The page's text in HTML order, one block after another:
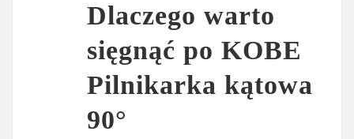
Dlaczego warto
sięgnąć po KOBE
Pilnikarka kątowa
90°